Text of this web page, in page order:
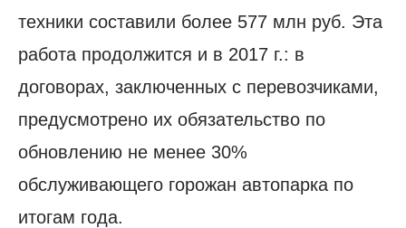
техники составили более 577 млн руб. Эта
работа продолжится и в 2017 г.: в
договорах, заключенных с перевозчиками,
предусмотрено их обязательство по
обновлению не менее 30%
обслуживающего горожан автопарка по
итогам года.